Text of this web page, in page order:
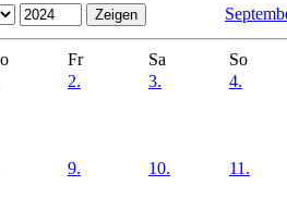
Fr Sa
So
2. 3. 4.
9. 10. 11.